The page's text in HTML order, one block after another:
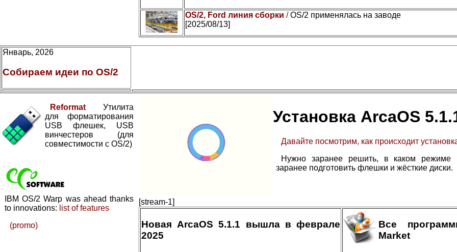
OS/2, Ford линия сборки /OS/2 применялась на заводе
[2025/08/13]
Январь, 2026
Собираем идеи по OS/2
Reformat Утилита
для форматирования
USB флешек, USB
винчестеров (для
совместимости с OS/2)
IBM OS/2 Warp was ahead thanks
to innovations: list of features
(promo)
Установка ArcaOS
Давайте посмотрим, как происходит
Нужно заранее решить, в каком режиме
заранее подготовить флешки и жёсткие диски.
[stream-1]
Новая ArcaOS 5.1.1 вышла в феврале
2025
Все
Market